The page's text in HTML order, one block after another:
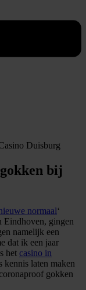
Duisburg
bij
normaal‘
Eindhoven, gingen
namelijk een
dat ik een jaar
het casino in
laten maken
gokken